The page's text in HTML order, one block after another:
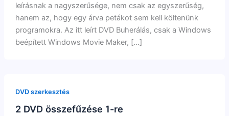
leírásnak a nagyszerűsége, nem csak az egyszerűség,
hanem az, hogy egy árva petákot sem kell költenünk
programokra. Az itt leírt DVD Buherálás, csak a Windows
beépített Windows Movie Maker, […]
DVD szerkesztés
2 DVD összefűzése 1-re